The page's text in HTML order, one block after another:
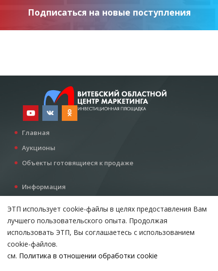
Подписаться на новые поступления
Главная
Аукционы
Объекты готовящиеся к продаже
Информация
Все для инвестора
Контакты
Возникли вопросы?
ЭТП использует cookie-файлы в целях предоставления Вам
лучшего пользовательского опыта. Продолжая
использовать ЭТП, Вы соглашаетесь с использованием
cookie-файлов.
см. Политика в отношении обработки cookie